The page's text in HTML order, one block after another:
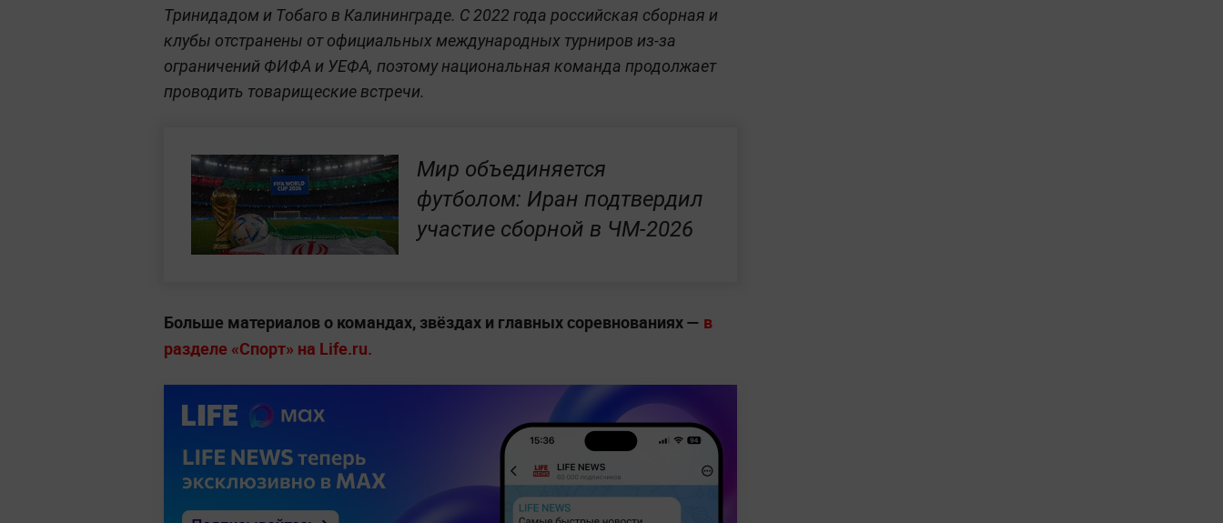
Тринидадом и Тобаго в Калининграде. С 2022 года российская сборная и
клубы отстранены от официальных международных турниров из-за
ограничений ФИФА и УЕФА, поэтому национальная команда продолжает
проводить товарищеские встречи.
Мир объединяется
футболом: Иран подтвердил
участие сборной в ЧМ-2026
Больше материалов о командах, звёздах и главных соревнованиях — в
разделе «Спорт» на Life.ru.